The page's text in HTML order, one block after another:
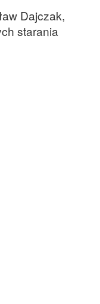
Dajczak,
starania